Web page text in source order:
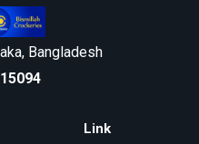
Bangladesh
Link